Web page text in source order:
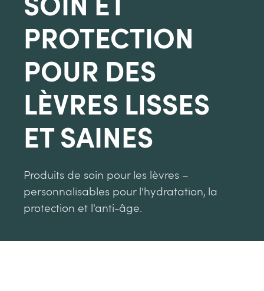
SOIN ET
PROTECTION
POUR DES
LÈVRES LISSES
ET SAINES
Produits de soin pour les lèvres –
personnalisables pour l'hydratation, la
protection et l'anti-âge.